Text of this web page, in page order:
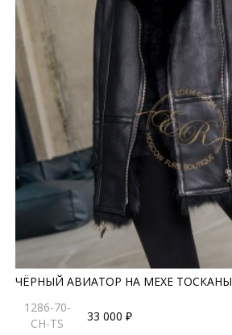
ЧЁРНЫЙ АВИАТОР НА МЕХЕ ТОСКАНЫ
1286-70-
CH-TS
33 000 ₽